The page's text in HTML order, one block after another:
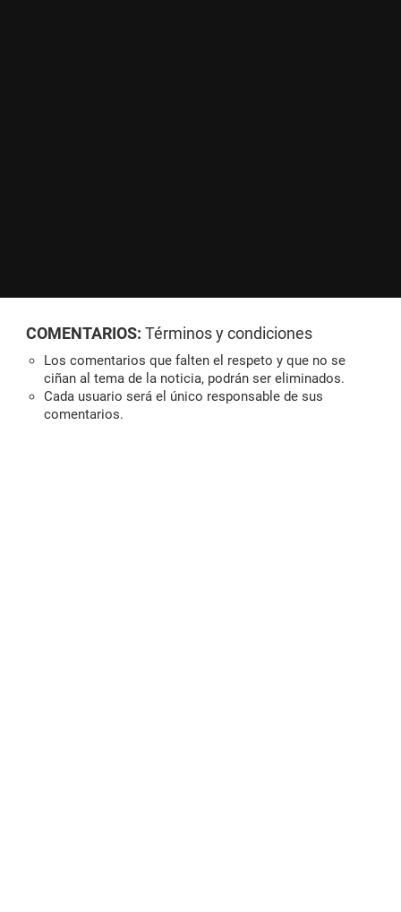
COMENTARIOS: Términos y condiciones
Los comentarios que falten el respeto y que no se
ciñan al tema de la noticia, podrán ser eliminados.
Cada usuario será el único responsable de sus
comentarios.